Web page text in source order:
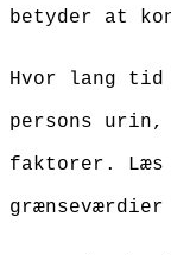
betyder at
Hvor lang tid
persons
faktorer. Læs